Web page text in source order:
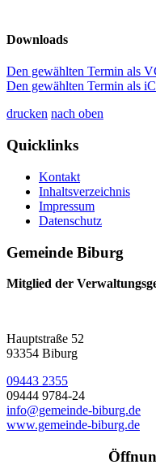
Downloads
Den gewählten Termin als
Den gewählten Termin als
drucken nach oben
Quicklinks
Kontakt
Inhaltsverzeichnis
Impressum
Datenschutz
Gemeinde Biburg
Mitglied der
Hauptstraße 52
93354 Biburg
09443 2355
09444 9784-24
info@gemeinde-biburg.de
www.gemeinde-biburg.de